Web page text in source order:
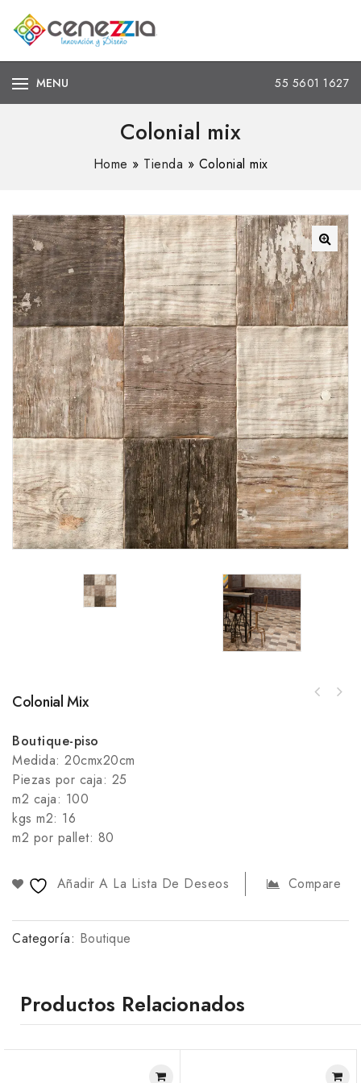
MENU 55 5601 1627
Colonial mix
Home » Tienda » Colonial mix
Colonial Mix
Boutique-piso
Medida: 20cmx20cm
Piezas por caja: 25
m2 caja: 100
kgs m2: 16
m2 por pallet: 80
Añadir A La Lista De Deseos Compare
Categoría: Boutique
Productos Relacionados